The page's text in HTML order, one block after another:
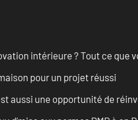
intérieure ? Tout ce que
pour un projet réussi
aussi une opportunité de